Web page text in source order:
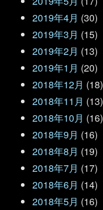
2019年4月 (30)
2019年3月 (15)
2019年2月 (13)
2019年1月 (20)
2018年12月 (18)
2018年11月 (13)
2018年10月 (16)
2018年9月 (16)
2018年8月 (19)
2018年7月 (17)
2018年6月 (14)
2018年5月 (16)